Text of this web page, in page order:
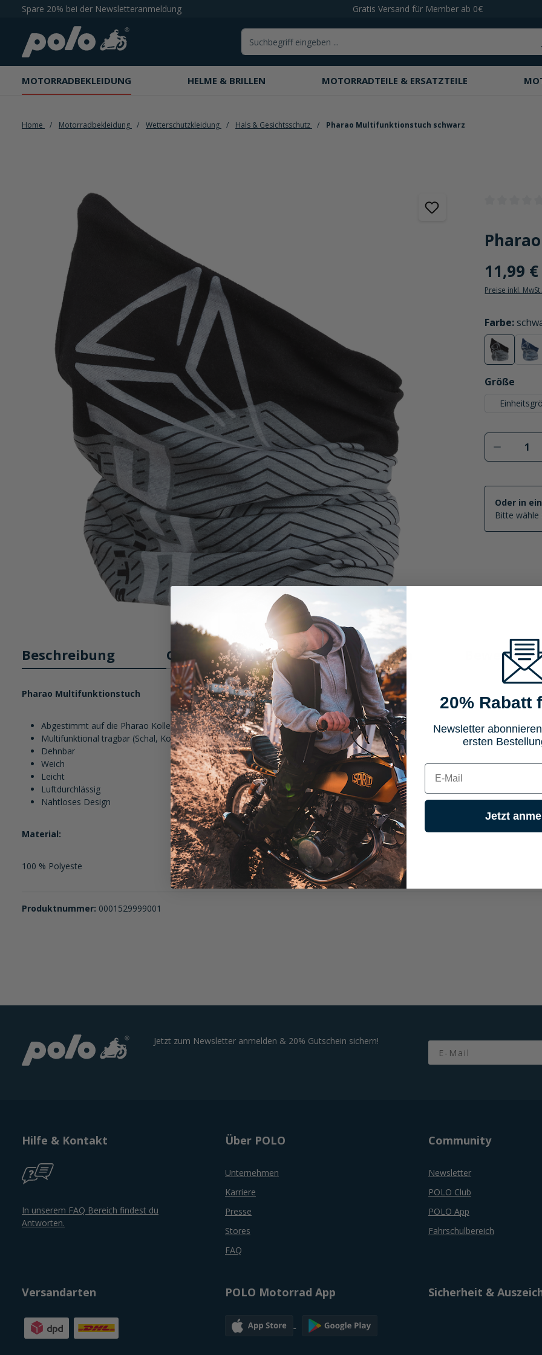
Zur Hauptnavigation springen
Spare 20% bei der Newsletteranmeldung Gratis Versand für Member ab 0€
MOTORRADBEKLEIDUNG HELME & BRILLEN MOTORRADTEILE & ERSATZTEILE
Home Motorradbekleidung Wetterschutzkleidung Hals & Gesichtsschutz Pharao Multifunktionstuch schwarz
11,99 €
Preise inkl.
Farbe
auswählen
:
schwarz
(Diese
Größe
auswählen
Produkt
Oder in
Bitte wähle
Beschreibung Größentabelle Eigenschaften
Pharao Multifunktionstuch
Abgestimmt auf die Pharao Kollektion
Multifunktional tragbar (Schal, Kopftuch, Mundschutz, Stirnband, Sturmhaube, …)
Dehnbar
Weich
Leicht
Luftdurchlässig
Nahtloses Design
Material:
100 % Polyeste
Produktnummer: 0001529999001
Jetzt zum Newsletter anmelden & 20% Gutschein sichern! Email
Hilfe & Kontakt
In unserem FAQ Bereich findest du
Antworten.
Über POLO
Unternehmen
Karriere
Presse
Stores
FAQ
Community
Newsletter
POLO Club
POLO App
Fahrschulbereich
Versandarten POLO Motorrad App Sicherheit &
20% Rabatt
Newsletter
ersten
E-mail
Jetzt